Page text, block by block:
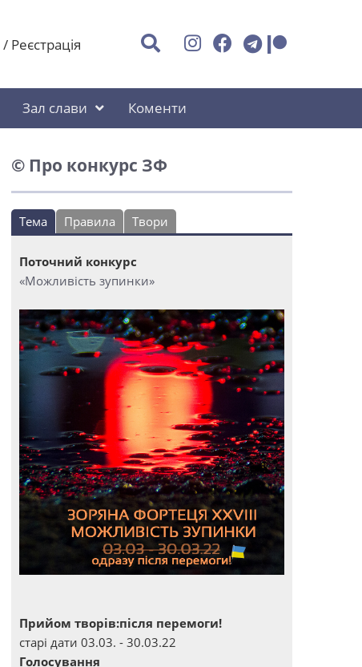
/ Реєстрація
Зал слави Коменти
© Про конкурс ЗФ
Тема Правила Твори
Поточний конкурс
«Можливість зупинки»
Прийом творів:після перемоги!
старі дати 03.03. - 30.03.22
Голосування